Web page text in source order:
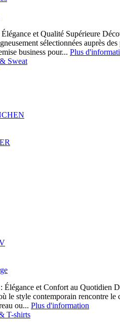
et Qualité Supérieure
sélectionnées auprès
business pour... Plus
Sweat
Élégance et Confort au Quotidien
le style contemporain rencontre
ou... Plus d'information
T-shirts